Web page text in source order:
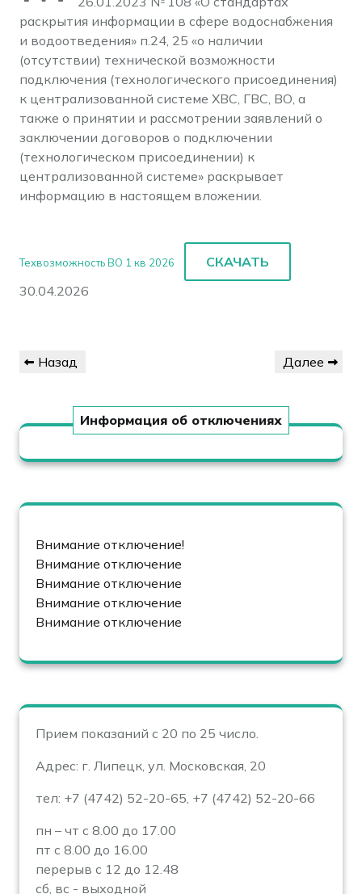
раскрытия информации в сфере водоснабжения
и водоотведения» п.24, 25 «о наличии
(отсутствии) технической возможности
подключения (технологического присоединения)
к централизованной системе ХВС, ГВС, ВО, а
также о принятии и рассмотрении заявлений о
заключении договоров о подключении
(технологическом присоединении) к
централизованной системе» раскрывает
информацию в настоящем вложении.
Техвозможность ВО 1 кв 2026
СКАЧАТЬ
30.04.2026
по
Предыдущая
Назад
Следующая
Далее
Информация об отключениях
Внимание отключение!
Внимание отключение
Внимание отключение
Внимание отключение
Внимание отключение
Прием показаний с 20 по 25 число.
Адрес: г. Липецк, ул. Московская, 20
тел: +7 (4742) 52-20-65, +7 (4742) 52-20-66
пн – чт с 8.00 до 17.00
пт с 8.00 до 16.00
перерыв с 12 до 12.48
сб, вс - выходной